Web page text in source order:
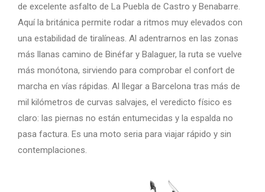
de excelente asfalto de La Puebla de Castro y Benabarre.
Aquí la británica permite rodar a ritmos muy elevados con
una estabilidad de tiralíneas. Al adentrarnos en las zonas
más llanas camino de Binéfar y Balaguer, la ruta se vuelve
más monótona, sirviendo para comprobar el confort de
marcha en vías rápidas. Al llegar a Barcelona tras más de
mil kilómetros de curvas salvajes, el veredicto físico es
claro: las piernas no están entumecidas y la espalda no
pasa factura. Es una moto seria para viajar rápido y sin
contemplaciones.